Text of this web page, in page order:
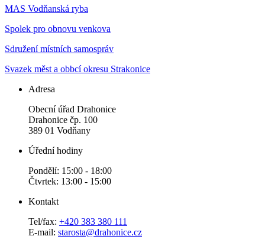
MAS Vodňanská ryba
Spolek pro obnovu venkova
Sdružení místních samospráv
Svazek měst a obbcí okresu Strakonice
Adresa
Obecní úřad Drahonice
Drahonice čp. 100
389 01 Vodňany
Úřední hodiny
Pondělí: 15:00 - 18:00
Čtvrtek: 13:00 - 15:00
Kontakt
Tel/fax: +420 383 380 111
E-mail: starosta@drahonice.cz